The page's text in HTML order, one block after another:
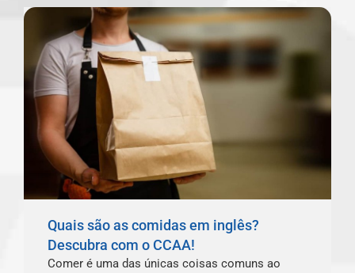
Quais são as comidas em inglês?
Descubra com o CCAA!
Comer é uma das únicas coisas comuns ao